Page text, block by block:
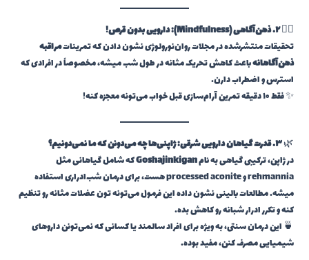
🧘‍♂️۲. ذهن‌آگاهی (Mindfulness): دارویی بدون قرص!
تحقیقات منتشرشده در مجلات روان‌نورولوژی نشون دادن که تمریناتمراقبه
ذهن‌آگاهانهباعث کاهش تحریک مثانه در طول شب میشه، مخصوصاً در افرادی که
استرس و اضطراب دارن.
✨ فقط ۱۰ دقیقه تمرین آرام‌سازی قبل خواب می‌تونه معجزه کنه!
🌿۳. قدرت گیاهان دارویی شرقی: ژاپنی‌ها چه می‌دونن که ما نمی‌دونیم؟
در ژاپن، ترکیبی گیاهی به نامGoshajinkiganکه شامل گیاهانی مثل
rehmannia و processed aconite هست، برای درمان شب‌ادراری استفاده
میشه. مطالعات بالینی نشون داده این فرمول می‌تونه تون عضلات مثانه رو تنظیم
کنه و تکرر ادرار شبانه رو کاهش بده.
🍵 این درمان سنتی، به ویژه برای افراد سالمند یا کسانی که نمی‌تونن داروهای
شیمیایی مصرف کنن، مفید بوده.